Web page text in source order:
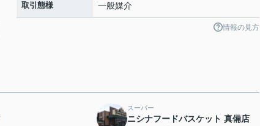
取引態様 一般媒介
情報の見方
スーパー
ニシナフードバスケット 真備店